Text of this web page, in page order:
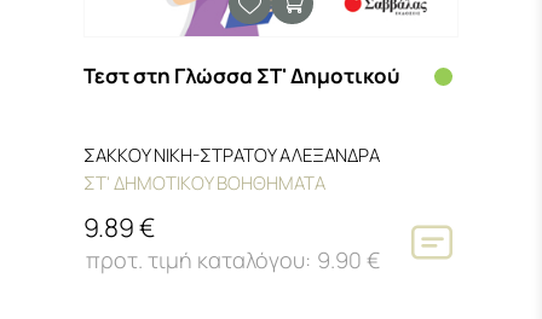
Τεστ στη Γλώσσα ΣΤ' Δημοτικού
ΣΑΚΚΟΥ ΝΙΚΗ-ΣΤΡΑΤΟΥ ΑΛΕΞΑΝΔΡΑ
ΣΤ' ΔΗΜΟΤΙΚΟΥ ΒΟΗΘΗΜΑΤΑ
9.89 €
9.90 €